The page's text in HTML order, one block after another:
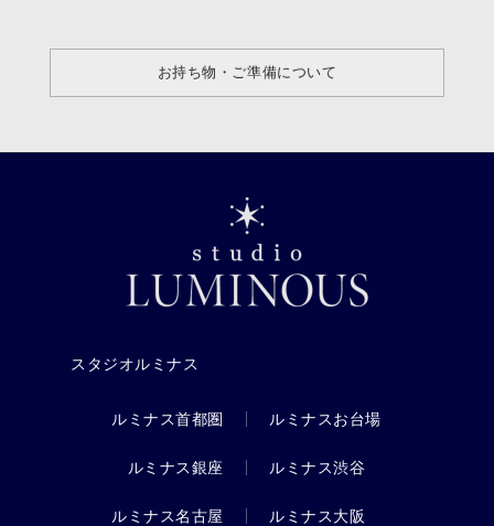
お持ち物・ご準備について
スタジオルミナス
ルミナス首都圏 ルミナスお台場
ルミナス銀座 ルミナス渋谷
ルミナス名古屋 ルミナス大阪